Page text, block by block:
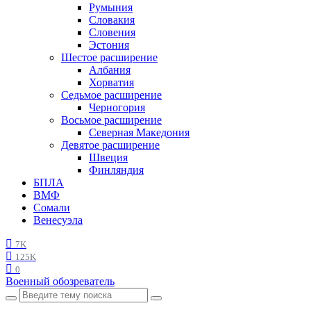
Румыния
Словакия
Словения
Эстония
Шестое расширение
Албания
Хорватия
Седьмое расширение
Черногория
Восьмое расширение
Северная Македония
Девятое расширение
Швеция
Финляндия
БПЛА
ВМФ
Сомали
Венесуэла
7K
125K
0
Военный обозреватель